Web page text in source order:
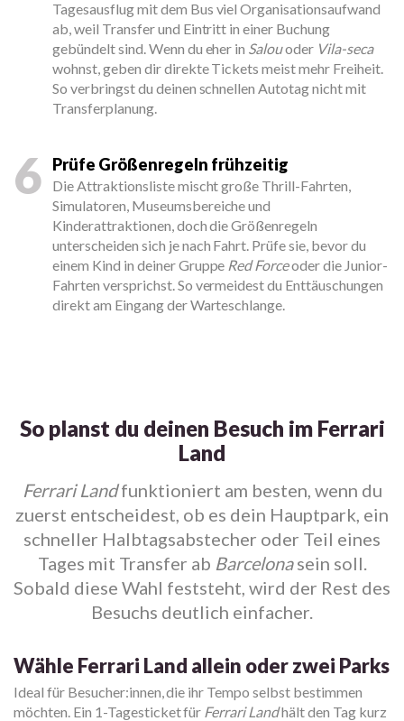
Tagesausflug mit dem Bus viel Organisationsaufwand
ab, weil Transfer und Eintritt in einer Buchung
gebündelt sind. Wenn du eher in Salouoder Vila-seca
wohnst, geben dir direkte Tickets meist mehr Freiheit.
So verbringst du deinen schnellen Autotag nicht mit
Transferplanung.
6 Prüfe Größenregeln frühzeitig
Die Attraktionsliste mischt große Thrill-Fahrten,
Simulatoren, Museumsbereiche und
Kinderattraktionen, doch die Größenregeln
unterscheiden sich je nach Fahrt. Prüfe sie, bevor du
einem Kind in deiner Gruppe Red Forceoder die Junior-
Fahrten versprichst. So vermeidest du Enttäuschungen
direkt am Eingang der Warteschlange.
So planst du deinen Besuch im Ferrari
Land
Ferrari Landfunktioniert am besten, wenn du
zuerst entscheidest, ob es dein Hauptpark, ein
schneller Halbtagsabstecher oder Teil eines
Tages mit Transfer ab Barcelonasein soll.
Sobald diese Wahl feststeht, wird der Rest des
Besuchs deutlich einfacher.
Wähle Ferrari Land allein oder zwei Parks
Ideal für Besucher:innen, die ihr Tempo selbst bestimmen
möchten. Ein 1-Tagesticket für Ferrari Landhält den Tag kurz